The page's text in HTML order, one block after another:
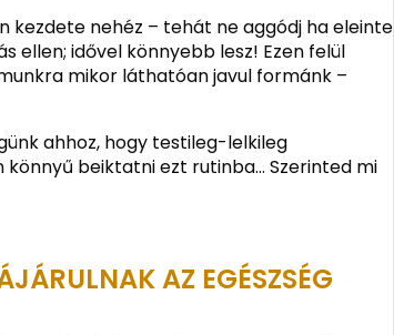
kezdete nehéz – tehát ne aggódj ha eleinte
ellen; idővel könnyebb lesz! Ezen felül
mikor láthatóan javul formánk –
ahhoz, hogy testileg-lelkileg
könnyű beiktatni ezt rutinba… Szerinted mi
AZ EGÉSZSÉG